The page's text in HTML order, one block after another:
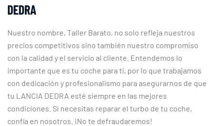
DEDRA
Nuestro nombre, Taller Barato, no solo refleja nuestros
precios competitivos sino también nuestro compromiso
con la calidad y el servicio al cliente. Entendemos lo
importante que es tu coche para ti, por lo que trabajamos
con dedicación y profesionalismo para asegurarnos de que
tu LANCIA DEDRA esté siempre en las mejores
condiciones. Si necesitas reparar el turbo de tu coche,
confía en nosotros. ¡No te defraudaremos!